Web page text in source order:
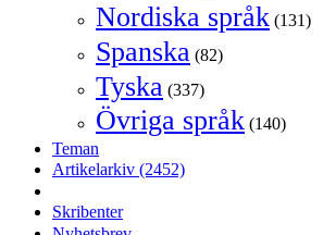
Nordiska språk (131)
Spanska (82)
Tyska (337)
Övriga språk (140)
Teman
Artikelarkiv (2452)
Skribenter